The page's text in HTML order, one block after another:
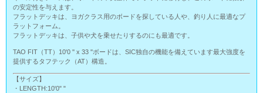
の安定性を与えます。
フラットデッキは、ヨガクラス用のボードを探している人や、釣り人に最適なプ
ラットフォーム。
フラットデッキは、子供や犬を乗せたりするのにも最適です。
TAO FIT（TT）10'0 '' x 33 ''ボードは、SIC独自の機能を備えています最大強度を
提供するタフテック（AT）構造。
【サイズ】
・LENGTH:10'0" "